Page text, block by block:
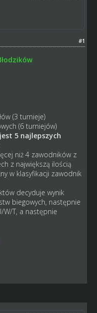
#1
(3 turnieje)
(6 turniejów)
5 najlepszych
niż 4 zawodników z
z największą ilością
w klasyfikacji zawodnik
decyduje wynik
biegowych, następnie
W/T, a następnie